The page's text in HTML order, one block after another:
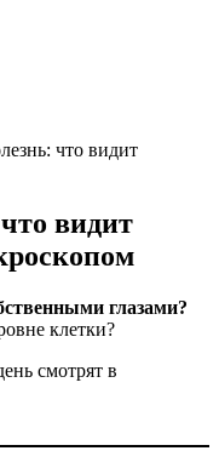
что видит
видит
глазами?
клетки?
смотрят в